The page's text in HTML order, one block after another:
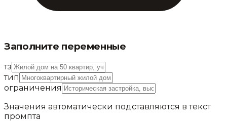
Заполните переменные
тз
тип
ограничения
Значения автоматически подставляются в текст
промпта